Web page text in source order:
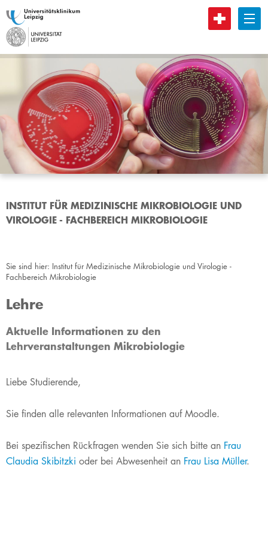
B
INSTITUT FÜR MEDIZINISCHE MIKROBIOLOGIE UND
VIROLOGIE - FACHBEREICH MIKROBIOLOGIE
Sie sind hier: Institut für Medizinische Mikrobiologie und Virologie -
Fachbereich Mikrobiologie
Lehre
​Aktuelle Informationen zu den
Lehrveranstaltungen Mikrobiologie
Liebe Studierende,​
Sie finden alle relevanten Informationen auf Moodle.
Bei spezifischen Rückfragen wenden Sie sich bitte an Frau
Claudia Skibitzki oder bei Abwesenheit an Frau Lisa Müller​.